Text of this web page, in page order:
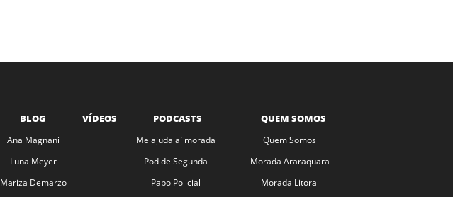
BLOG
Ana Magnani
Luna Meyer
Mariza Demarzo
VÍDEOS PODCASTS
Me ajuda aí morada
Pod de Segunda
Papo Policial
QUEM SOMOS
Quem Somos
Morada Araraquara
Morada Litoral